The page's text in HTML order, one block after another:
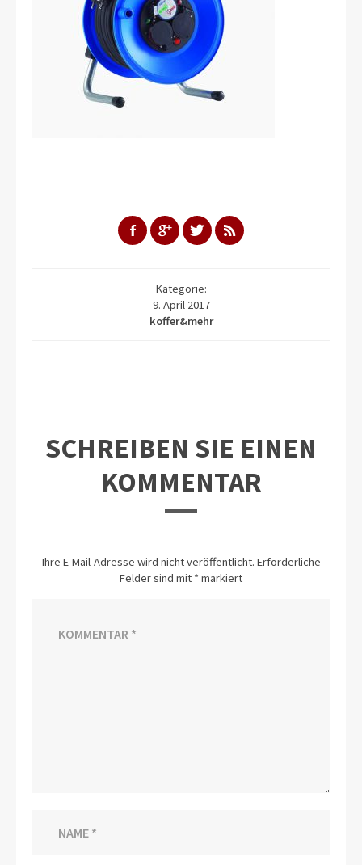
Kategorie:
9. April 2017
koffer&mehr
SCHREIBEN SIE EINEN
KOMMENTAR
Ihre E-Mail-Adresse wird nicht veröffentlicht. Erforderliche
Felder sind mit * markiert